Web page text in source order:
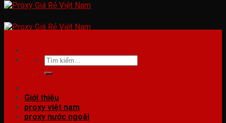
Tìm
kiếm:
Giới thiệu
proxy việt nam
proxy nước ngoài